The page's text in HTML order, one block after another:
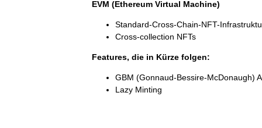
EVM (Ethereum Virtual Machine)
Standard-Cross-Chain-NFT-
Cross-collection NFTs
Features, die in Kürze folgen:
GBM (Gonnaud-Bessire-McDonaugh)
Lazy Minting